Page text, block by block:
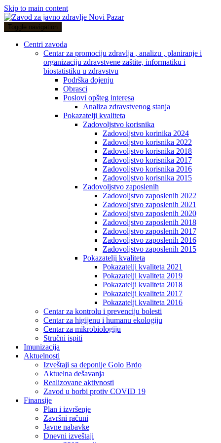
Skip to main content
Toggle navigation
Centri zavoda
Centar za promociju zdravlja , analizu , planiranje i
organizaciju zdravstvene zaštite, informatiku i
biostatistiku u zdravstvu
Podrška dojenju
Obrasci
Poslovi opšteg interesa
Analiza zdravstvenog stanja
Pokazatelji kvaliteta
Zadovoljstvo korisnika
Zadovoljstvo korinika 2024
Zadovoljstvo korisnika 2022
Zadovoljstvo korisnika 2018
Zadovoljstvo korisnika 2017
Zadovoljstvo korisnika 2016
Zadovoljstvo korisnika 2015
Zadovoljstvo zaposlenih
Zadovoljstvo zaposlenih 2022
Zadovoljstvo zaposlenih 2021
Zadovoljstvo zaposlenih 2020
Zadovoljstvo zaposlenih 2018
Zadovoljstvo zaposlenih 2017
Zadovoljstvo zaposlenih 2016
Zadovoljstvo zaposlenih 2015
Pokazatelji kvaliteta
Pokazatelji kvaliteta 2021
Pokazatelji kvaliteta 2019
Pokazatelji kvaliteta 2018
Pokazatelji kvaliteta 2017
Pokazatelji kvaliteta 2016
Centar za kontrolu i prevenciju bolesti
Centar za higijenu i humanu ekologiju
Centar za mikrobiologiju
Stručni ispiti
Imunizacija
Aktuelnosti
Izveštaji sa deponije Golo Brdo
Aktuelna dešavanja
Realizovane aktivnosti
Zavod u borbi protiv COVID 19
Finansije
Plan i izvršenje
Završni računi
Javne nabavke
Dnevni izveštaji